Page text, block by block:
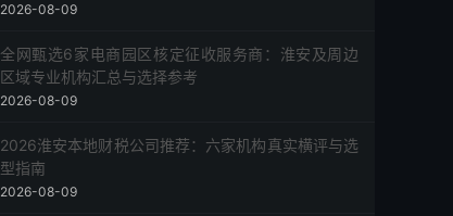
2026-08-09
全网甄选6家电商园区核定征收服务商：淮安及周边
区域专业机构汇总与选择参考
2026-08-09
2026淮安本地财税公司推荐：六家机构真实横评与选
型指南
2026-08-09